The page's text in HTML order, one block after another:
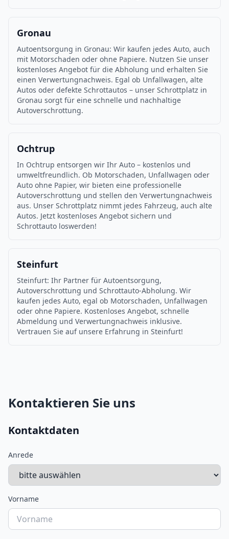
Gronau
Autoentsorgung in Gronau: Wir kaufen jedes Auto, auch
mit Motorschaden oder ohne Papiere. Nutzen Sie unser
kostenloses Angebot für die Abholung und erhalten Sie
einen Verwertungnachweis. Egal ob Unfallwagen, alte
Autos oder defekte Schrottautos – unser Schrottplatz in
Gronau sorgt für eine schnelle und nachhaltige
Autoverschrottung.
Ochtrup
In Ochtrup entsorgen wir Ihr Auto – kostenlos und
umweltfreundlich. Ob Motorschaden, Unfallwagen oder
Auto ohne Papier, wir bieten eine professionelle
Autoverschrottung und stellen den Verwertungnachweis
aus. Unser Schrottplatz nimmt jedes Fahrzeug, auch alte
Autos. Jetzt kostenloses Angebot sichern und
Schrottauto loswerden!
Steinfurt
Steinfurt: Ihr Partner für Autoentsorgung,
Autoverschrottung und Schrottauto-Abholung. Wir
kaufen jedes Auto, egal ob Motorschaden, Unfallwagen
oder ohne Papiere. Kostenloses Angebot, schnelle
Abmeldung und Verwertungnachweis inklusive.
Vertrauen Sie auf unsere Erfahrung in Steinfurt!
Kontaktieren Sie uns
Kontaktdaten
Anrede
Vorname